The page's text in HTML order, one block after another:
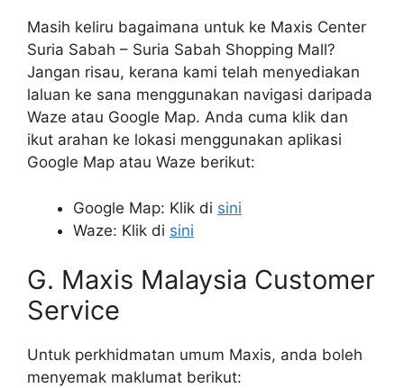
Masih keliru bagaimana untuk ke Maxis Center
Suria Sabah – Suria Sabah Shopping Mall?
Jangan risau, kerana kami telah menyediakan
laluan ke sana menggunakan navigasi daripada
Waze atau Google Map. Anda cuma klik dan
ikut arahan ke lokasi menggunakan aplikasi
Google Map atau Waze berikut:
Google Map: Klik di sini
Waze: Klik di sini
G. Maxis Malaysia Customer
Service
Untuk perkhidmatan umum Maxis, anda boleh
menyemak maklumat berikut: